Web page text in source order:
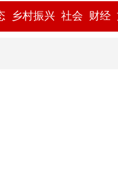
乡村振兴 社会 财经